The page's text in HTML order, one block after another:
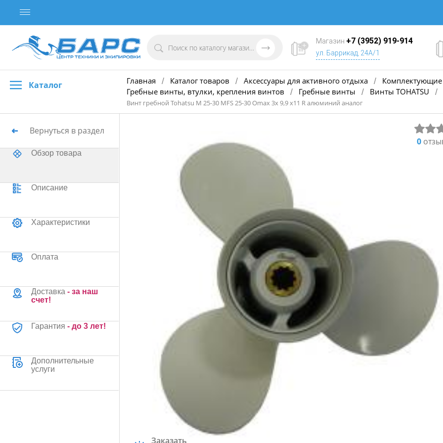
Магазин +7 (3952) 919-914
ул. Баррикад, 24А/1
Каталог Главная / Каталог товаров / Аксессуары для активного отдыха /
Гребные винты, втулки, крепления винтов
/ Гребные винты / Винты TOHATSU /
Винт гребной Tohatsu M 25-30 MFS 25-30 Omax 3х 9,9 х11 R алюминий аналог
Вернуться в раздел
Обзор товара
Описание
Характеристики
Оплата
Доставка - за наш
счет!
Гарантия - до 3 лет!
Дополнительные
услуги
0
Заказать